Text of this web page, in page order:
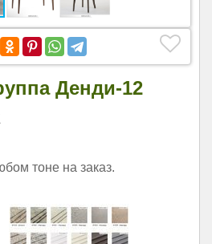
Денди-12
тоне на заказ.